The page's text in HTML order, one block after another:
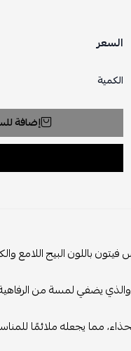
السعر
الكمية
إضافة
باللون البيج اللامع
يضفي لمسة من
مما يجعله ملائمًا